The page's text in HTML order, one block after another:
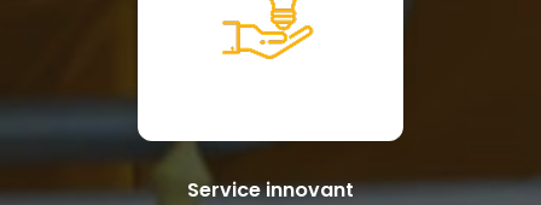
Service innovant